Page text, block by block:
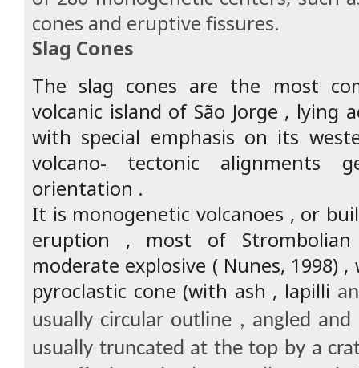
cones and eruptive fissures.
Slag Cones
The slag cones are the most
volcanic island of São Jorge , lying
with special emphasis on its
volcano- tectonic alignments
orientation .
It is monogenetic volcanoes , or
eruption , most of
moderate explosive ( Nunes, 1998)
pyroclastic cone (with ash , lapilli
usually circular outline , angled
usually truncated at the top by a